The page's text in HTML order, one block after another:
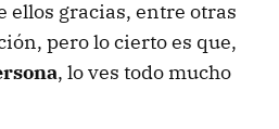
ellos gracias, entre otras
pero lo cierto es que,
, lo ves todo mucho